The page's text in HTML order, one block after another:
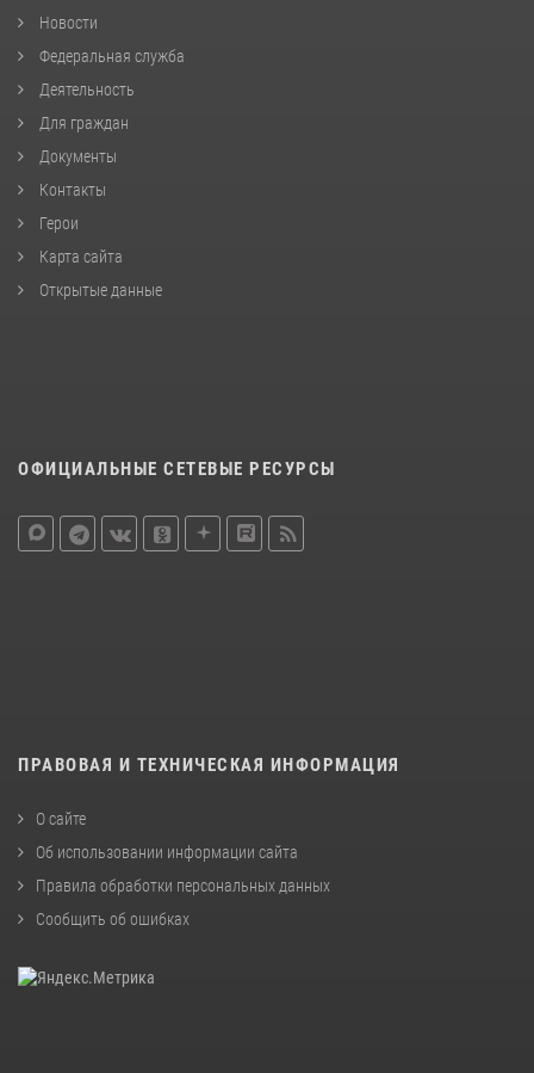
Новости
Федеральная служба
Деятельность
Для граждан
Документы
Контакты
Герои
Карта сайта
Открытые данные
ОФИЦИАЛЬНЫЕ СЕТЕВЫЕ РЕСУРСЫ
ПРАВОВАЯ И ТЕХНИЧЕСКАЯ ИНФОРМАЦИЯ
О сайте
Об использовании информации сайта
Правила обработки персональных данных
Сообщить об ошибках